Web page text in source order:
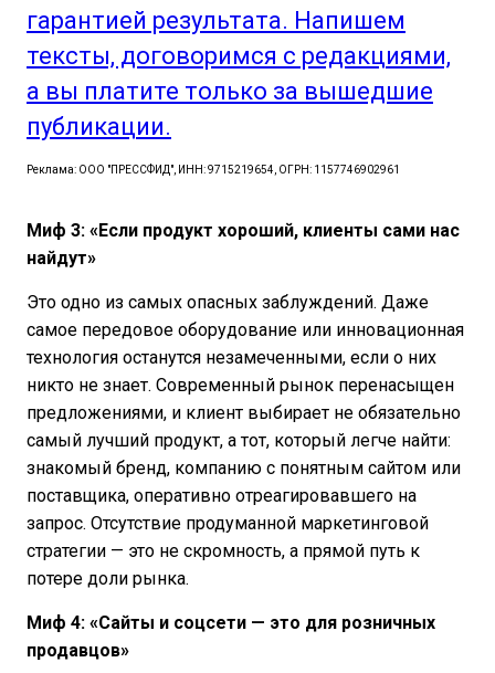
гарантией результата. Напишем
тексты, договоримся с редакциями,
а вы платите только за вышедшие
публикации.
Реклама: ООО "ПРЕССФИД", ИНН: 9715219654, ОГРН: 1157746902961
Миф 3: «Если продукт хороший, клиенты сами нас
найдут»
Это одно из самых опасных заблуждений. Даже
самое передовое оборудование или инновационная
технология останутся незамеченными, если о них
никто не знает. Современный рынок перенасыщен
предложениями, и клиент выбирает не обязательно
самый лучший продукт, а тот, который легче найти:
знакомый бренд, компанию с понятным сайтом или
поставщика, оперативно отреагировавшего на
запрос. Отсутствие продуманной маркетинговой
стратегии — это не скромность, а прямой путь к
потере доли рынка.
Миф 4: «Сайты и соцсети — это для розничных
продавцов»